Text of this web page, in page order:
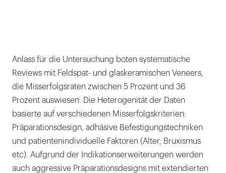
Anlass für die Untersuchung boten systematische
Reviews mit Feldspat- und glaskeramischen Veneers,
die Misserfolgsraten zwischen 5 Prozent und 36
Prozent auswiesen. Die Heterogenität der Daten
basierte auf verschiedenen Misserfolgskriterien:
Präparationsdesign, adhäsive Befestigungstechniken
und patientenindividuelle Faktoren (Alter, Bruxismus
etc). Aufgrund der Indikationserweiterungen werden
auch aggressive Präparationsdesigns mit extendierten